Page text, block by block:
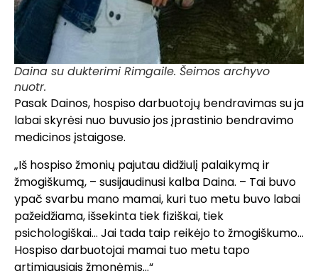
Daina su dukterimi Rimgaile. Šeimos archyvo
nuotr.
Pasak Dainos, hospiso darbuotojų bendravimas su ja
labai skyrėsi nuo buvusio jos įprastinio bendravimo
medicinos įstaigose.
„Iš hospiso žmonių pajutau didžiulį palaikymą ir
žmogiškumą, – susijaudinusi kalba Daina. – Tai buvo
ypač svarbu mano mamai, kuri tuo metu buvo labai
pažeidžiama, išsekinta tiek fiziškai, tiek
psichologiškai… Jai tada taip reikėjo to žmogiškumo…
Hospiso darbuotojai mamai tuo metu tapo
artimiausiais žmonėmis…“